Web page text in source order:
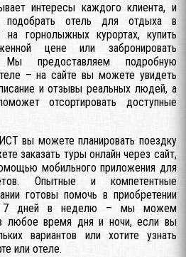
интересы каждого клиента, и
отель для отдыха в
на горнолыжных курортах, купить
цене или забронировать
Мы предоставляем подробную
– на сайте вы можете увидеть
и отзывы реальных людей, а
отсортировать доступные
вы можете планировать поездку
заказать туры онлайн через сайт,
мобильного приложения для
Опытные и компетентные
готовы помочь в приобретении
7 дней в неделю – мы можем
в любое время дня и ночи, если вы
вариантов или хотите узнать
или отеле.